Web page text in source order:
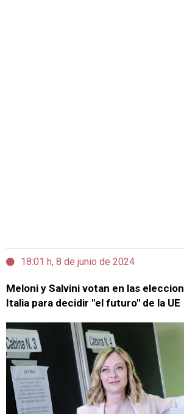
18:01 h, 8 de junio de 2024
Meloni y Salvini votan en las
Italia para decidir "el futuro" de la UE